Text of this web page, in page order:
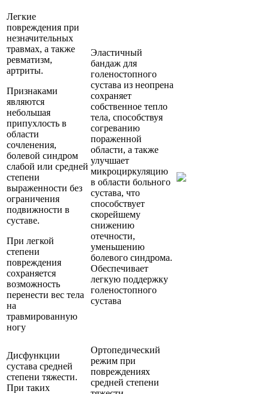
Легкие
повреждения при
незначительных
травмах, а также
ревматизм,
артриты.
Признаками
являются
небольшая
припухлость в
области
сочленения,
болевой синдром
слабой или средней
степени
выраженности без
ограничения
подвижности в
суставе.
При легкой
степени
повреждения
сохраняется
возможность
перенести вес тела
на
травмированную
ногу
Эластичный
бандаж для
голеностопного
сустава из неопрена
сохраняет
собственное тепло
тела, способствуя
согреванию
пораженной
области, а также
улучшает
микроциркуляцию
в области больного
сустава, что
способствует
скорейшему
снижению
отечности,
уменьшению
болевого синдрома.
Обеспечивает
легкую поддержку
голеностопного
сустава
Дисфункции
сустава средней
степени тяжести.
При таких
Ортопедический
режим при
повреждениях
средней степени